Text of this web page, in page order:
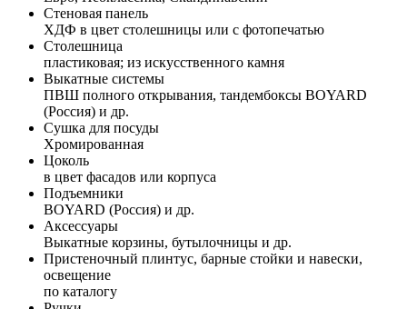
Стеновая панель
ХДФ в цвет столешницы или с фотопечатью
Столешница
пластиковая; из искусственного камня
Выкатные системы
ПВШ полного открывания, тандембоксы BOYARD
(Россия) и др.
Сушка для посуды
Хромированная
Цоколь
в цвет фасадов или корпуса
Подъемники
BOYARD (Россия) и др.
Аксессуары
Выкатные корзины, бутылочницы и др.
Пристеночный плинтус, барные стойки и навески,
освещение
по каталогу